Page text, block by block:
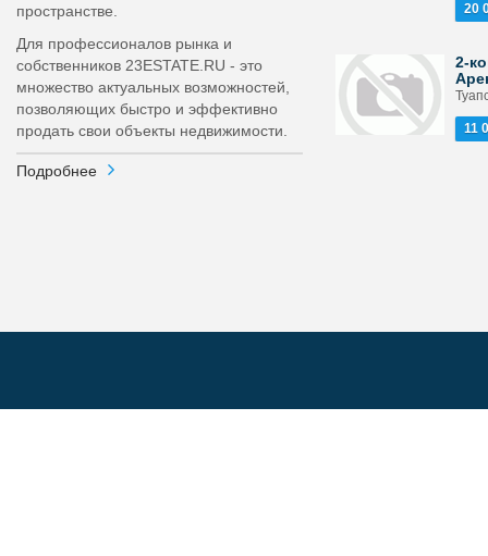
пространстве.
Для профессионалов рынка и
собственников 23ESTATE.RU - это
множество актуальных возможностей,
позволяющих быстро и эффективно
продать свои объекты недвижимости.
Подробнее
20
2-
11